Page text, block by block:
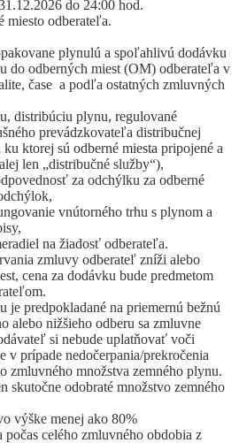
do 24:00 hod.
miesto odberateľa.
plynulú a spoľahlivú dodávku
do odberných miest (OM) odberateľa v
čase a podľa ostatných zmluvných
distribúciu plynu, regulované
prevádzkovateľa distribučnej
ktorej sú odberné miesta pripojené a
len „distribučné služby“),
za odchýlku za odberné
vnútorného trhu s plynom a
na žiadosť odberateľa.
zmluvy odberateľ zníži alebo
cena za dodávku bude predmetom
je predpokladané na priemernú bežnú
alebo nižšieho odberu sa zmluvne
si nebude uplatňovať voči
v prípade nedočerpania/prekročenia
zmluvného množstva zemného plynu.
skutočne odobraté množstvo zemného
výške menej ako 80%
počas celého zmluvného obdobia z